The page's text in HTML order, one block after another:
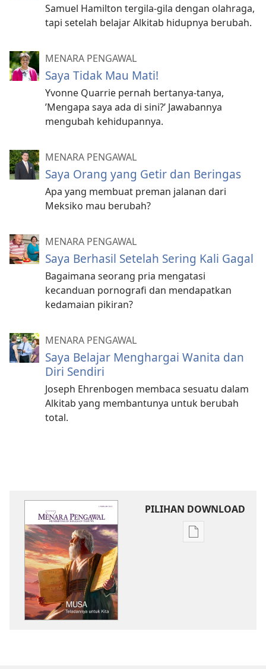
Samuel Hamilton tergila-gila dengan olahraga,
tapi setelah belajar Alkitab hidupnya berubah.
MENARA PENGAWAL
Saya Tidak Mau Mati!
Yvonne Quarrie pernah bertanya-tanya,
’Mengapa saya ada di sini?’ Jawabannya
mengubah kehidupannya.
MENARA PENGAWAL
Saya Orang yang Getir dan Beringas
Apa yang membuat preman jalanan dari
Meksiko mau berubah?
MENARA PENGAWAL
Saya Berhasil Setelah Sering Kali Gagal
Bagaimana seorang pria mengatasi
kecanduan pornografi dan mendapatkan
kedamaian pikiran?
MENARA PENGAWAL
Saya Belajar Menghargai Wanita dan
Diri Sendiri
Joseph Ehrenbogen membaca sesuatu dalam
Alkitab yang membantunya untuk berubah
total.
PILIHAN DOWNLOAD
Pilihan